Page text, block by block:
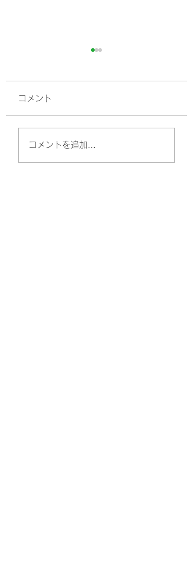
高血圧ってどうしたら
良いの？
コメント
コメントを追加…